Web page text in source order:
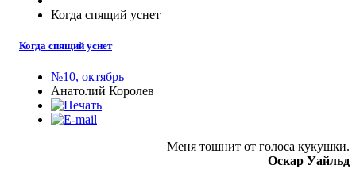
Когда спящий уснет
Когда спящий уснет
№10, октябрь
Анатолий Королев
Меня тошнит от голоса кукушки.
Оскар Уайльд